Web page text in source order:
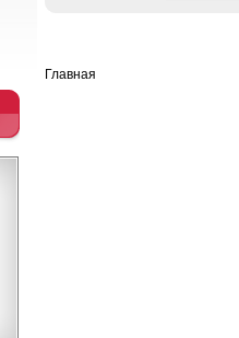
Главная